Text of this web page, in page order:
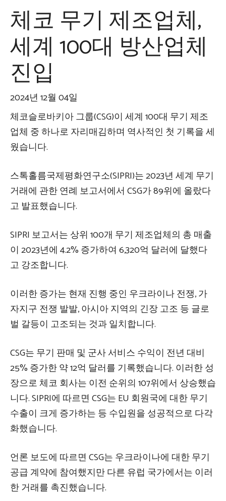
체코 무기 제조업체,
세계 100대 방산업체
진입
2024년 12월 04일
체코슬로바키아 그룹(CSG)이 세계 100대 무기 제조
업체 중 하나로 자리매김하며 역사적인 첫 기록을 세
웠습니다.
스톡홀름국제평화연구소(SIPRI)는 2023년 세계 무기
거래에 관한 연례 보고서에서 CSG가 89위에 올랐다
고 발표했습니다.
SIPRI 보고서는 상위 100개 무기 제조업체의 총 매출
이 2023년에 4.2% 증가하여 6,320억 달러에 달했다
고 강조합니다.
이러한 증가는 현재 진행 중인 우크라이나 전쟁, 가
자지구 전쟁 발발, 아시아 지역의 긴장 고조 등 글로
벌 갈등이 고조되는 것과 일치합니다.
CSG는 무기 판매 및 군사 서비스 수익이 전년 대비
25% 증가한 약 12억 달러를 기록했습니다. 이러한 성
장으로 체코 회사는 이전 순위의 107위에서 상승했습
니다. SIPRI에 따르면 CSG는 EU 회원국에 대한 무기
수출이 크게 증가하는 등 수입원을 성공적으로 다각
화했습니다.
언론 보도에 따르면 CSG는 우크라이나에 대한 무기
공급 계약에 참여했지만 다른 유럽 국가에서는 이러
한 거래를 촉진했습니다.